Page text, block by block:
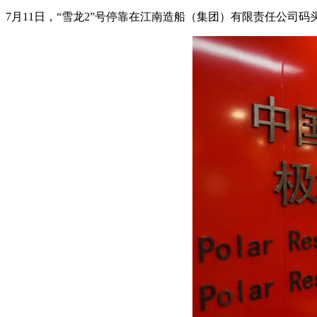
7月11日，“雪龙2”号停靠在江南造船（集团）有限责任公司码